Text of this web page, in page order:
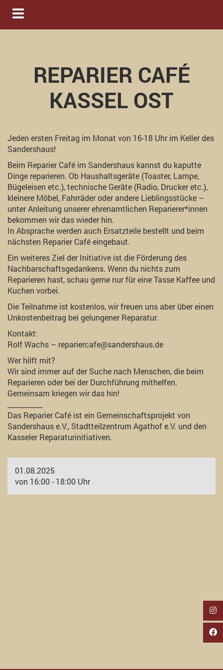
Navigation ein-/ausblenden
REPARIER CAFÉ
KASSEL OST
Jeden ersten Freitag im Monat von 16-18 Uhr im Keller des
Sandershaus!
Beim Reparier Café im Sandershaus kannst du kaputte
Dinge reparieren. Ob Haushaltsgeräte (Toaster, Lampe,
Bügeleisen etc.), technische Geräte (Radio, Drucker etc.),
kleinere Möbel, Fahrräder oder andere Lieblingsstücke –
unter Anleitung unserer ehrenamtlichen Reparierer*innen
bekommen wir das wieder hin.
In Absprache werden auch Ersatzteile bestellt und beim
nächsten Reparier Café eingebaut.
Ein weiteres Ziel der Initiative ist die Förderung des
Nachbarschaftsgedankens. Wenn du nichts zum
Reparieren hast, schau gerne nur für eine Tasse Kaffee und
Kuchen vorbei.
Die Teilnahme ist kostenlos, wir freuen uns aber über einen
Unkostenbeitrag bei gelungener Reparatur.
Kontakt:
Rolf Wachs – repariercafe@sandershaus.de
Wer hilft mit?
Wir sind immer auf der Suche nach Menschen, die beim
Reparieren oder bei der Durchführung mithelfen.
Gemeinsam kriegen wir das hin!
Das Reparier Café ist ein Gemeinschaftsprojekt von
Sandershaus e.V., Stadtteilzentrum Agathof e.V. und den
Kasseler Reparaturinitiativen.
01.08.2025
von 16:00 - 18:00 Uhr